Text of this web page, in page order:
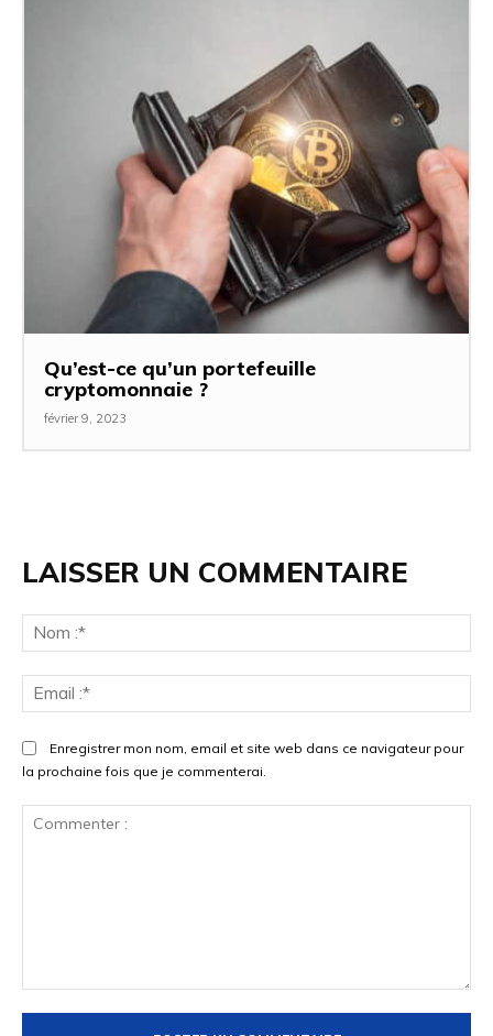
Qu’est-ce qu’un portefeuille
cryptomonnaie ?
février 9, 2023
LAISSER UN COMMENTAIRE
:*
:*
Enregistrer mon nom, email et site web dans ce navigateur pour
la prochaine fois que je commenterai.